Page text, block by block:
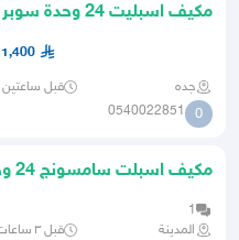
مكيف اسبليت 24 وحدة سوبر جنرال
1,400
جده قبل ساعتين
0
0540022851
مكيف اسبلت سامسونج 24 وحده
1
المدينة
قبل ٣ ساعات